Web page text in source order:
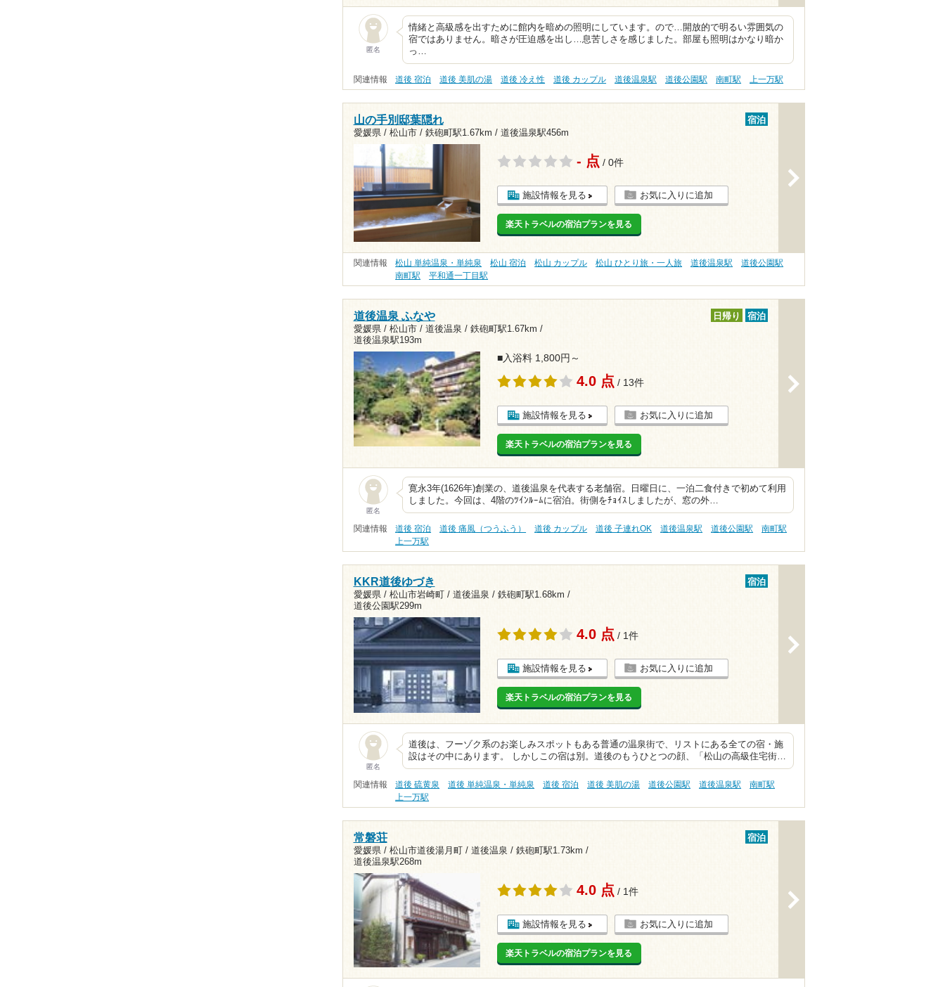
匿名
情緒と高級感を出すために館内を暗めの照明にしています。ので…開放的で明るい雰囲気の
宿ではありません。暗さが圧迫感を出し…息苦しさを感じました。部屋も照明はかなり暗か
っ…
関連情報 道後 宿泊 道後 美肌の湯 道後 冷え性 道後 カップル 道後温泉駅 道後公園駅 南町駅 上一万駅
山の手別邸葉隠れ
愛媛県 / 松山市 / 鉄砲町駅1.67km / 道後温泉駅456m
宿泊
- 点 / 0件
施設情報を見る お気に入りに追加
楽天トラベルの宿泊プランを見る
関連情報 松山 単純温泉・単純泉 松山 宿泊 松山 カップル 松山 ひとり旅・一人旅 道後温泉駅
道後公園駅
南町駅
平和通一丁目駅
道後温泉 ふなや
愛媛県 / 松山市 / 道後温泉 / 鉄砲町駅1.67km /
道後温泉駅193m
日帰り 宿泊
■入浴料 1,800円～
4.0 点 / 13件
施設情報を見る お気に入りに追加
楽天トラベルの宿泊プランを見る
匿名
寛永3年(1626年)創業の、道後温泉を代表する老舗宿。日曜日に、一泊二食付きで初めて利用
しました。今回は、4階のﾂｲﾝﾙｰﾑに宿泊。街側をﾁｮｲｽしましたが、窓の外…
関連情報 道後 宿泊 道後 痛風（つうふう） 道後 カップル 道後 子連れOK 道後温泉駅 道後公園駅
南町駅
上一万駅
KKR道後ゆづき
愛媛県 / 松山市岩崎町 / 道後温泉 / 鉄砲町駅1.68km /
道後公園駅299m
宿泊
4.0 点 / 1件
施設情報を見る お気に入りに追加
楽天トラベルの宿泊プランを見る
匿名
道後は、フーゾク系のお楽しみスポットもある普通の温泉街で、リストにある全ての宿・施
設はその中にあります。 しかしこの宿は別。道後のもうひとつの顔、「松山の高級住宅街…
関連情報 道後 硫黄泉 道後 単純温泉・単純泉 道後 宿泊 道後 美肌の湯 道後公園駅 道後温泉駅
南町駅
上一万駅
常磐荘
愛媛県 / 松山市道後湯月町 / 道後温泉 / 鉄砲町駅1.73km /
道後温泉駅268m
宿泊
4.0 点 / 1件
施設情報を見る お気に入りに追加
楽天トラベルの宿泊プランを見る